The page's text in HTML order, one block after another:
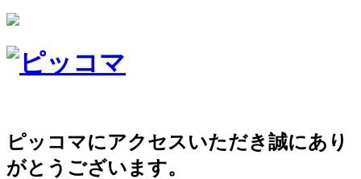
ピッコマにアクセスいただき誠にあり
がとうございます。